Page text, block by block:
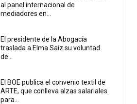
al panel internacional de
mediadores en...
El presidente de la Abogacía
traslada a Elma Saiz su voluntad
de...
El BOE publica el convenio textil de
ARTE, que conlleva alzas salariales
para...